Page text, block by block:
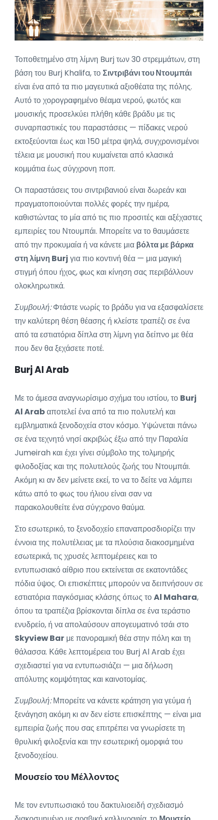
Τοποθετημένο στη λίμνη Burj των 30 στρεμμάτων, στη
βάση του Burj Khalifa, τοΣιντριβάνι του Ντουμπάι
είναι ένα από τα πιο μαγευτικά αξιοθέατα της πόλης.
Αυτό το χορογραφημένο θέαμα νερού, φωτός και
μουσικής προσελκύει πλήθη κάθε βράδυ με τις
συναρπαστικές του παραστάσεις — πίδακες νερού
εκτοξεύονται έως και 150 μέτρα ψηλά, συγχρονισμένοι
τέλεια με μουσική που κυμαίνεται από κλασικά
κομμάτια έως σύγχρονη ποπ.
Οι παραστάσεις του σιντριβανιού είναι δωρεάν και
πραγματοποιούνται πολλές φορές την ημέρα,
καθιστώντας το μία από τις πιο προσιτές και αξέχαστες
εμπειρίες του Ντουμπάι. Μπορείτε να το θαυμάσετε
από την προκυμαία ή να κάνετε μια βόλτα με βάρκα
στη λίμνη Burj για πιο κοντινή θέα — μια μαγική
στιγμή όπου ήχος, φως και κίνηση σας περιβάλλουν
ολοκληρωτικά.
Συμβουλή:Φτάστε νωρίς το βράδυ για να εξασφαλίσετε
την καλύτερη θέση θέασης ή κλείστε τραπέζι σε ένα
από τα εστιατόρια δίπλα στη λίμνη για δείπνο με θέα
που δεν θα ξεχάσετε ποτέ.
Burj Al Arab
Με το άμεσα αναγνωρίσιμο σχήμα του ιστίου, το Burj
Al Arabαποτελεί ένα από τα πιο πολυτελή και
εμβληματικά ξενοδοχεία στον κόσμο. Υψώνεται πάνω
σε ένα τεχνητό νησί ακριβώς έξω από την Παραλία
Jumeirah και έχει γίνει σύμβολο της τολμηρής
φιλοδοξίας και της πολυτελούς ζωής του Ντουμπάι.
Ακόμη κι αν δεν μείνετε εκεί, το να το δείτε να λάμπει
κάτω από το φως του ήλιου είναι σαν να
παρακολουθείτε ένα σύγχρονο θαύμα.
Στο εσωτερικό, το ξενοδοχείο επαναπροσδιορίζει την
έννοια της πολυτέλειας με τα πλούσια διακοσμημένα
εσωτερικά, τις χρυσές λεπτομέρειες και το
εντυπωσιακό αίθριο που εκτείνεται σε εκατοντάδες
πόδια ύψος. Οι επισκέπτες μπορούν να δειπνήσουν σε
εστιατόρια παγκόσμιας κλάσης όπως τοAl Mahara,
όπου τα τραπέζια βρίσκονται δίπλα σε ένα τεράστιο
ενυδρείο, ή να απολαύσουν απογευματινό τσάι στο
Skyview Bar με πανοραμική θέα στην πόλη και τη
θάλασσα. Κάθε λεπτομέρεια του Burj Al Arab έχει
σχεδιαστεί για να εντυπωσιάζει — μια δήλωση
απόλυτης κομψότητας και καινοτομίας.
Συμβουλή:Μπορείτε να κάνετε κράτηση για γεύμα ή
ξενάγηση ακόμη κι αν δεν είστε επισκέπτης — είναι μια
εμπειρία ζωής που σας επιτρέπει να γνωρίσετε τη
θρυλική φιλοξενία και την εσωτερική ομορφιά του
ξενοδοχείου.
Μουσείο του Μέλλοντος
Με τον εντυπωσιακό του δακτυλιοειδή σχεδιασμό